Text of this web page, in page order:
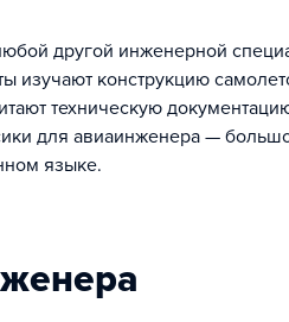
другой инженерной
изучают конструкцию
техническую
для авиаинженера —
языке.